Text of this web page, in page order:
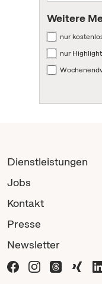
Weitere
nur
nur
Dienstleistungen
Jobs
Kontakt
Presse
Newsletter